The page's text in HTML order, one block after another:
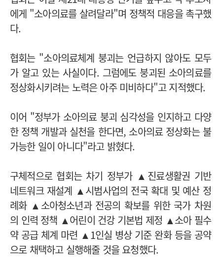
에게 "소아의료를 살려달라"며 정책적 대응을 촉구했
다.
협회는 "소아의료체계 붕괴는 언급하지 않아도 모두
가 알고 있는 사실이다. 그럼에도 붕괴된 소아의료를
정상화시키려는 노력은 아주 미비하다"고 지적했다.
이어 "정부가 소아의료 붕괴 심각성을 인지하고 다양
한 정책 개발과 실천을 한다면, 소아의료 정상화는 불
가능한 일이 아니다"라고 밝혔다.
구체적으로 협회는 차기 정부가 ▲진료생활권 기반
네트워크 재설계 ▲시범사업의 전국 확대 및 예산 정
례화 ▲소아청소년과 전공의 확보를 위한 국가 차원
의 인력 정책 ▲어린이 건강 기본법 제정 ▲소아 필수
약 공급 체계 마련 ▲1인실 병상 기준 완화 등을 공약
으로 채택하고 실행해줄 것을 요청했다.